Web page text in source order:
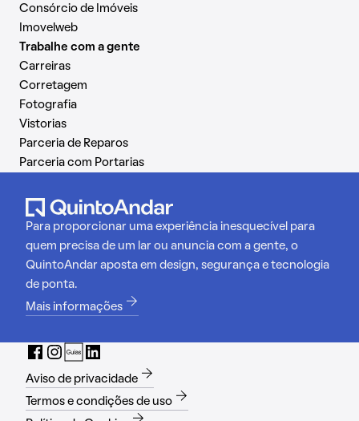
Consórcio de Imóveis
Imovelweb
Trabalhe com a gente
Carreiras
Corretagem
Fotografia
Vistorias
Parceria de Reparos
Parceria com Portarias
Para proporcionar uma experiência inesquecível para
quem precisa de um lar ou anuncia com a gente, o
QuintoAndar aposta em design, segurança e tecnologia
de ponta.
Mais informações
Aviso de privacidade
Termos e condições de uso